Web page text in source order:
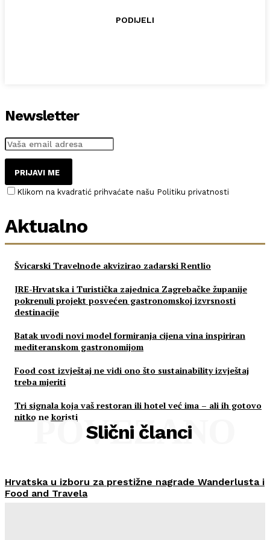
PODIJELI
Newsletter
PRIJAVI ME
Klikom na kvadratić prihvaćate našu Politiku privatnosti
Aktualno
Švicarski Travelnode akvizirao zadarski Rentlio
JRE-Hrvatska i Turistička zajednica Zagrebačke županije
pokrenuli projekt posvećen gastronomskoj izvrsnosti
destinacije
Batak uvodi novi model formiranja cijena vina inspiriran
mediteranskom gastronomijom
Food cost izvještaj ne vidi ono što sustainability izvještaj
treba mjeriti
Tri signala koja vaš restoran ili hotel već ima – ali ih gotovo
nitko ne koristi
Slični članci
POVEZANO
Hrvatska u izboru za prestižne nagrade Wanderlusta i
Food and Travela